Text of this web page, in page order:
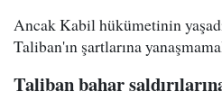
Ancak Kabil hükümetinin
Taliban'ın şartlarına
Taliban bahar